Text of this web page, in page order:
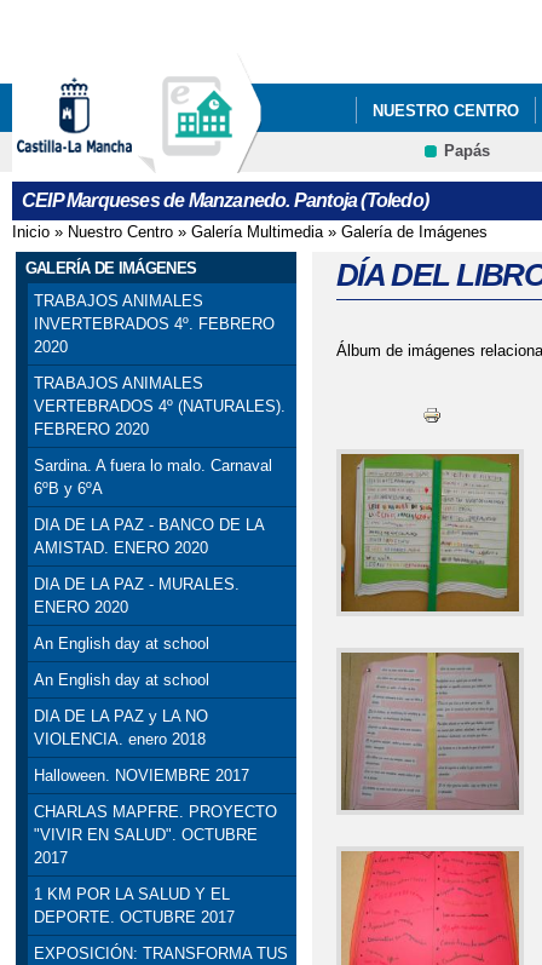
NUESTRO CENTRO
NUESTROS
Papás
CEIP Marqueses de Manzanedo. Pantoja (Toledo)
Se encuentra usted aquí
Inicio » Nuestro Centro » Galería Multimedia» Galería de Imágenes
GALERÍA DE IMÁGENES
TRABAJOS ANIMALES
INVERTEBRADOS 4º. FEBRERO
2020
TRABAJOS ANIMALES
VERTEBRADOS 4º (NATURALES).
FEBRERO 2020
Sardina. A fuera lo malo. Carnaval
6ºB y 6ºA
DIA DE LA PAZ - BANCO DE LA
AMISTAD. ENERO 2020
DIA DE LA PAZ - MURALES.
ENERO 2020
An English day at school
An English day at school
DIA DE LA PAZ y LA NO
VIOLENCIA. enero 2018
Halloween. NOVIEMBRE 2017
CHARLAS MAPFRE. PROYECTO
"VIVIR EN SALUD". OCTUBRE
2017
1 KM POR LA SALUD Y EL
DEPORTE. OCTUBRE 2017
EXPOSICIÓN: TRANSFORMA TUS
DÍA DEL
Álbum de imágenes